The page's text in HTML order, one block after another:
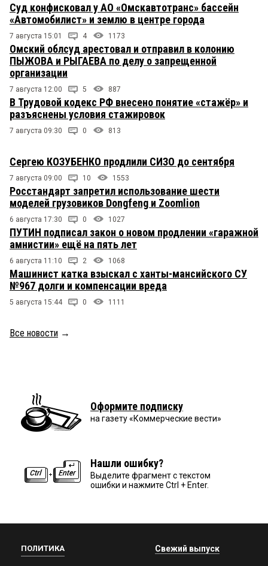
Суд конфисковал у АО «Омскавтотранс» бассейн
«Автомобилист» и землю в центре города
7 августа 15:01 4 1173
Омский облсуд арестовал и отправил в колонию
ПЫЖОВА и РЫГАЕВА по делу о запрещенной
организации
7 августа 12:00 5 887
В Трудовой кодекс РФ внесено понятие «стажёр» и
разъяснены условия стажировок
7 августа 09:30 0 813
Сергею КОЗУБЕНКО продлили СИЗО до сентября
7 августа 09:00 10 1553
Росстандарт запретил использование шести
моделей грузовиков Dongfeng и Zoomlion
6 августа 17:30 0 1027
ПУТИН подписал закон о новом продлении «гаражной
амнистии» ещё на пять лет
6 августа 11:10 2 1068
Машинист катка взыскал с ханты-мансийского СУ
№967 долги и компенсации вреда
5 августа 15:44 0 1111
Все новости →
Оформите подписку
на газету «Коммерческие вести»
Нашли ошибку?
Выделите фрагмент с текстом
ошибки и нажмите Ctrl + Enter.
ПОЛИТИКА Свежий выпуск